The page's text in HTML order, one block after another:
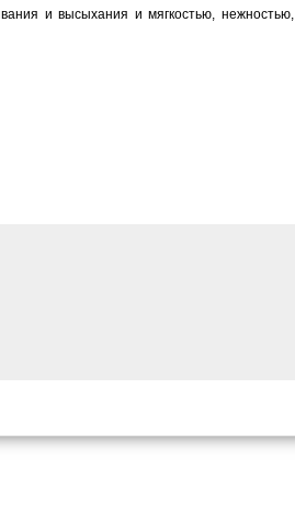
и высыхания и мягкостью, нежностью,